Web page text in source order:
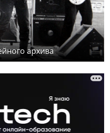
архива